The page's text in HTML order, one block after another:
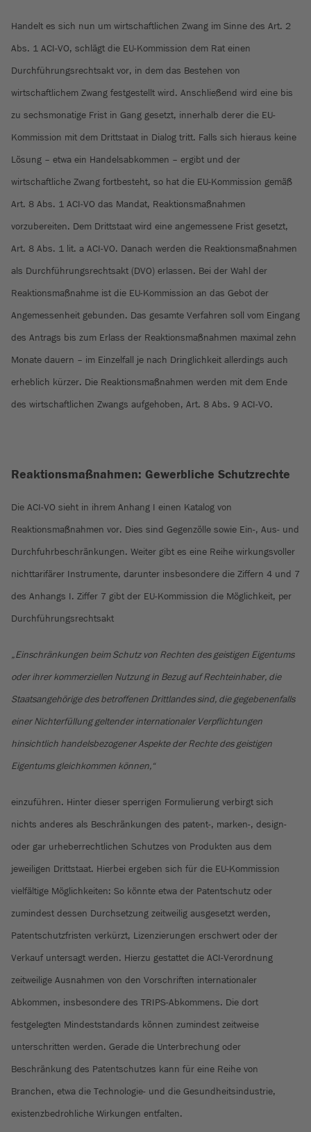
Handelt es sich nun um wirtschaftlichen Zwang im Sinne des Art. 2
Abs. 1 ACI-VO, schlägt die EU-Kommission dem Rat einen
Durchführungsrechtsakt vor, in dem das Bestehen von
wirtschaftlichem Zwang festgestellt wird. Anschließend wird eine bis
zu sechsmonatige Frist in Gang gesetzt, innerhalb derer die EU-
Kommission mit dem Drittstaat in Dialog tritt. Falls sich hieraus keine
Lösung – etwa ein Handelsabkommen – ergibt und der
wirtschaftliche Zwang fortbesteht, so hat die EU-Kommission gemäß
Art. 8 Abs. 1 ACI-VO das Mandat, Reaktionsmaßnahmen
vorzubereiten. Dem Drittstaat wird eine angemessene Frist gesetzt,
Art. 8 Abs. 1 lit. a ACI-VO. Danach werden die Reaktionsmaßnahmen
als Durchführungsrechtsakt (DVO) erlassen. Bei der Wahl der
Reaktionsmaßnahme ist die EU-Kommission an das Gebot der
Angemessenheit gebunden. Das gesamte Verfahren soll vom Eingang
des Antrags bis zum Erlass der Reaktionsmaßnahmen maximal zehn
Monate dauern – im Einzelfall je nach Dringlichkeit allerdings auch
erheblich kürzer. Die Reaktionsmaßnahmen werden mit dem Ende
des wirtschaftlichen Zwangs aufgehoben, Art. 8 Abs. 9 ACI-VO.
Reaktionsmaßnahmen: Gewerbliche Schutzrechte
Die ACI-VO sieht in ihrem Anhang I einen Katalog von
Reaktionsmaßnahmen vor. Dies sind Gegenzölle sowie Ein-, Aus- und
Durchfuhrbeschränkungen. Weiter gibt es eine Reihe wirkungsvoller
nichttarifärer Instrumente, darunter insbesondere die Ziffern 4 und 7
des Anhangs I. Ziffer 7 gibt der EU-Kommission die Möglichkeit, per
Durchführungsrechtsakt
„Einschränkungen beim Schutz von Rechten des geistigen Eigentums
oder ihrer kommerziellen Nutzung in Bezug auf Rechteinhaber, die
Staatsangehörige des betroffenen Drittlandes sind, die gegebenenfalls
einer Nichterfüllung geltender internationaler Verpflichtungen
hinsichtlich handelsbezogener Aspekte der Rechte des geistigen
Eigentums gleichkommen können,“
einzuführen. Hinter dieser sperrigen Formulierung verbirgt sich
nichts anderes als Beschränkungen des patent-, marken-, design-
oder gar urheberrechtlichen Schutzes von Produkten aus dem
jeweiligen Drittstaat. Hierbei ergeben sich für die EU-Kommission
vielfältige Möglichkeiten: So könnte etwa der Patentschutz oder
zumindest dessen Durchsetzung zeitweilig ausgesetzt werden,
Patentschutzfristen verkürzt, Lizenzierungen erschwert oder der
Verkauf untersagt werden. Hierzu gestattet die ACI-Verordnung
zeitweilige Ausnahmen von den Vorschriften internationaler
Abkommen, insbesondere des TRIPS-Abkommens. Die dort
festgelegten Mindeststandards können zumindest zeitweise
unterschritten werden. Gerade die Unterbrechung oder
Beschränkung des Patentschutzes kann für eine Reihe von
Branchen, etwa die Technologie- und die Gesundheitsindustrie,
existenzbedrohliche Wirkungen entfalten.